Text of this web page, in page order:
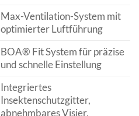
Max-Ventilation-System mit
optimierter Luftführung
BOA® Fit System für präzise
und schnelle Einstellung
Integriertes
Insektenschutzgitter,
abnehmbares Visier,